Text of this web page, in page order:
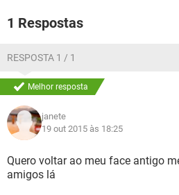
1 Respostas
RESPOSTA 1 / 1
Melhor resposta
janete
19 out 2015 às 18:25
Quero voltar ao meu face antigo
amigos lá